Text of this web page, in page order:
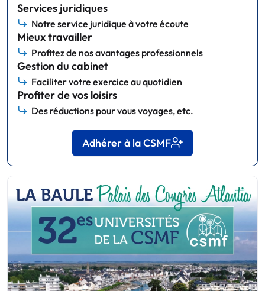
Services juridiques
Notre service juridique à votre écoute
Mieux travailler
Profitez de nos avantages professionnels
Gestion du cabinet
Faciliter votre exercice au quotidien
Profiter de vos loisirs
Des réductions pour vous voyages, etc.
Adhérer à la CSMF